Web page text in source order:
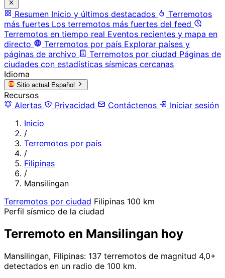
Resumen Inicio y últimos destacados
Terremotos
más fuertes Los terremotos más fuertes del feed
Terremotos en tiempo real Eventos recientes y mapa en
directo
Terremotos por país Explorar países y
páginas de archivo
Terremotos por ciudad Páginas de
ciudades con estadísticas sísmicas cercanas
Idioma
Sitio actual Español
Recursos
Alertas
Privacidad Contáctenos
Iniciar sesión
Inicio
/
Terremotos por país
/
Filipinas
/
Mansilingan
Terremotos por ciudad Filipinas 100 km
Perfil sísmico de la ciudad
Terremoto en Mansilingan hoy
Mansilingan, Filipinas: 137 terremotos de magnitud 4,0+
detectados en un radio de 100 km.